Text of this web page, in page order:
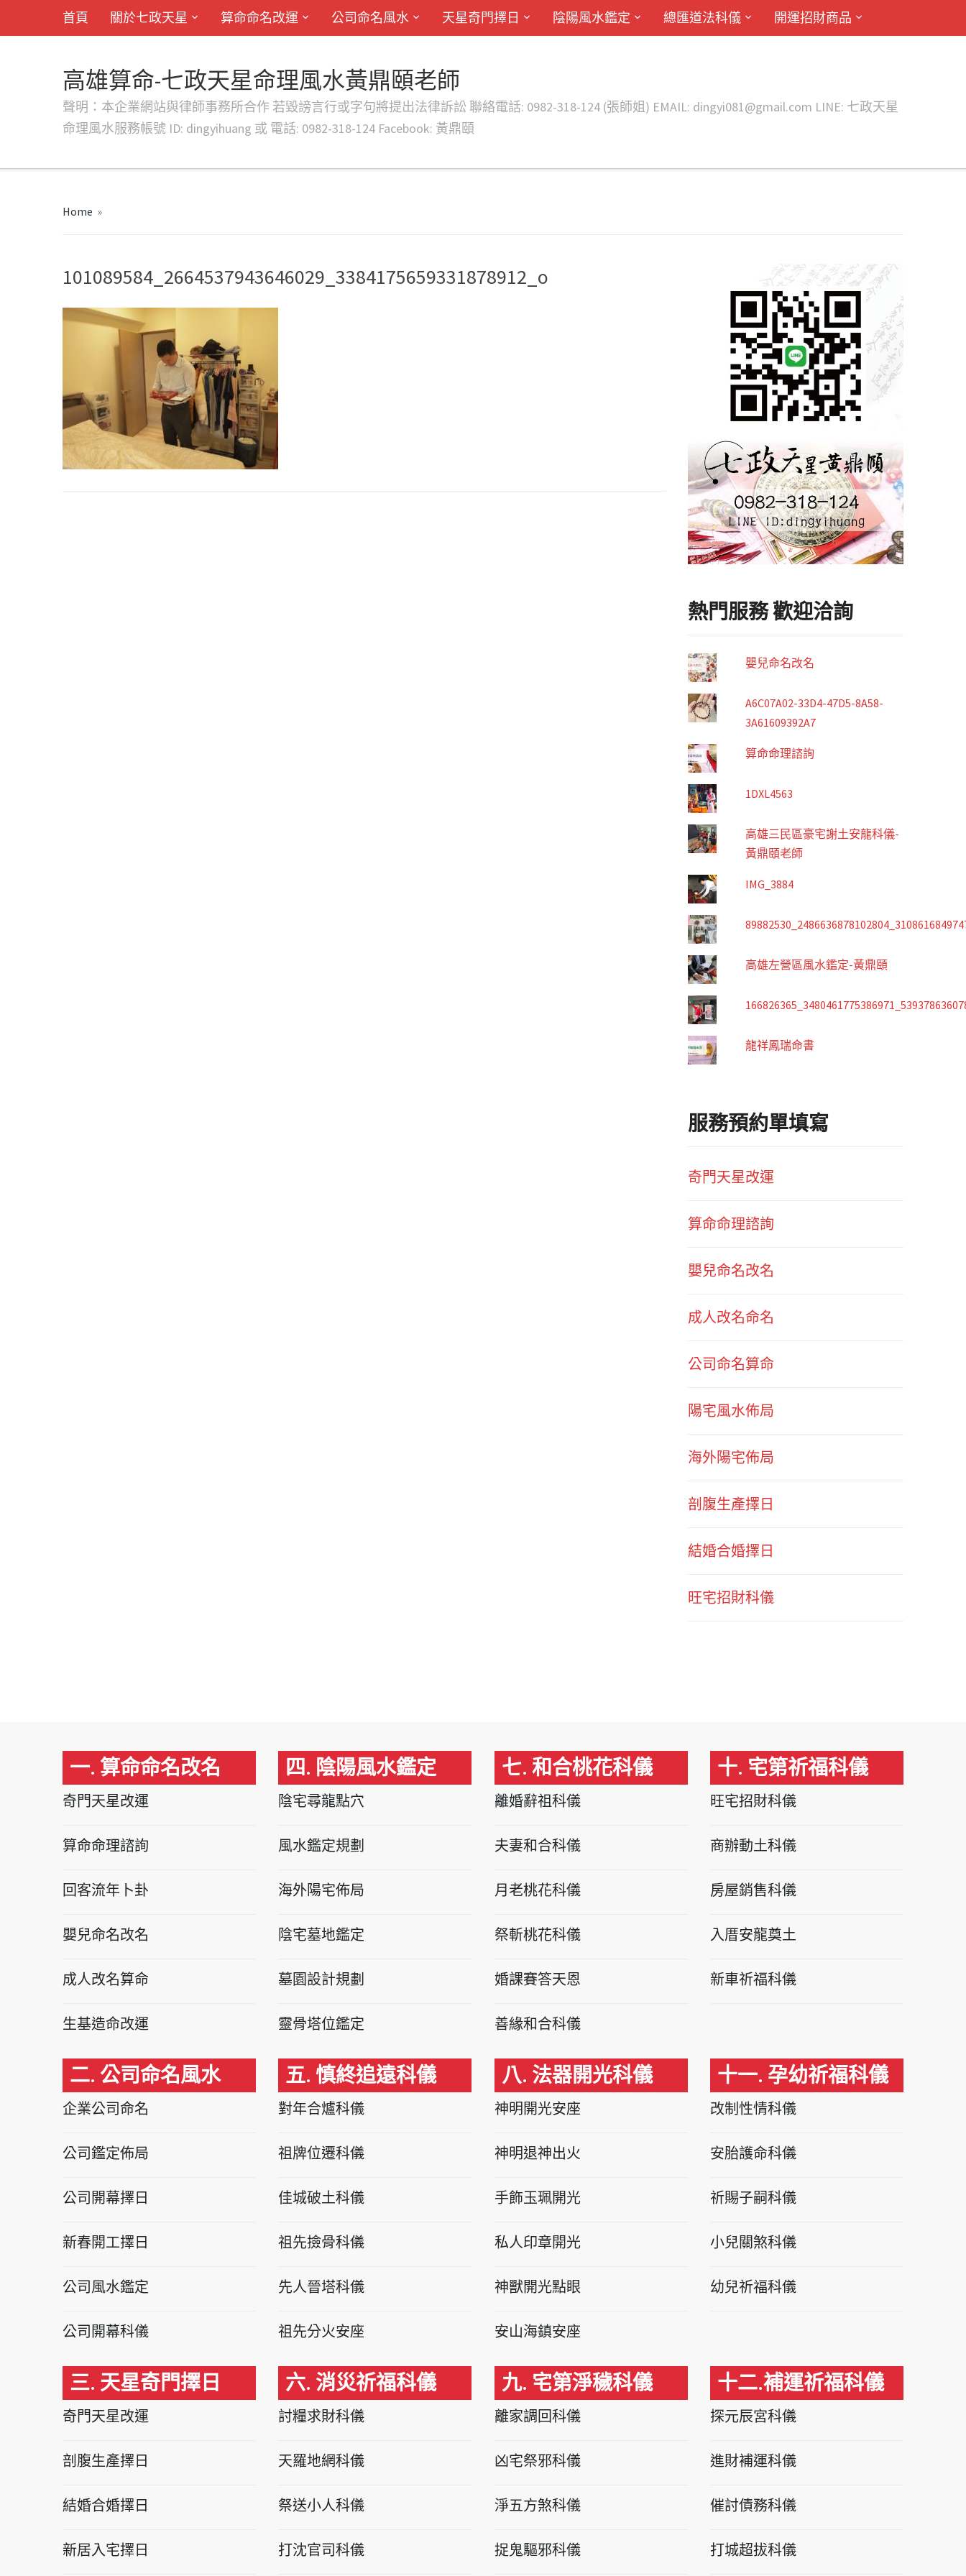
首頁 關於七政天星 算命命名改運 公司命名風水 天星奇門擇日 陰陽風水鑑定 總匯道法科儀 開運招財商品
高雄算命-七政天星命理風水黃鼎頤老師
聲明：本企業網站與律師事務所合作 若毀謗言行或字句將提出法律訴訟 聯絡電話: 0982-318-124 (張師姐) EMAIL: dingyi081@gmail.com LINE: 七政天星
命理風水服務帳號 ID: dingyihuang 或 電話: 0982-318-124 Facebook: 黃鼎頤
Home »
101089584_2664537943646029_3384175659331878912_o
熱門服務 歡迎洽詢
嬰兒命名改名
A6C07A02-33D4-47D5-8A58-
3A61609392A7
算命命理諮詢
1DXL4563
高雄三民區豪宅謝土安龍科儀-
黃鼎頤老師
IMG_3884
高雄左營區風水鑑定-黃鼎頤
龍祥鳳瑞命書
服務預約單填寫
奇門天星改運
算命命理諮詢
嬰兒命名改名
成人改名命名
公司命名算命
陽宅風水佈局
海外陽宅佈局
剖腹生產擇日
結婚合婚擇日
旺宅招財科儀
一. 算命命名改名
奇門天星改運
算命命理諮詢
回客流年卜卦
嬰兒命名改名
成人改名算命
生基造命改運
二. 公司命名風水
企業公司命名
公司鑑定佈局
公司開幕擇日
新春開工擇日
公司風水鑑定
公司開幕科儀
三. 天星奇門擇日
奇門天星改運
剖腹生產擇日
結婚合婚擇日
新居入宅擇日
四. 陰陽風水鑑定
陰宅尋龍點穴
風水鑑定規劃
海外陽宅佈局
陰宅墓地鑑定
墓園設計規劃
靈骨塔位鑑定
五. 慎終追遠科儀
對年合爐科儀
祖牌位遷科儀
佳城破土科儀
祖先撿骨科儀
先人晉塔科儀
祖先分火安座
六. 消災祈福科儀
討糧求財科儀
天羅地網科儀
祭送小人科儀
打沈官司科儀
七. 和合桃花科儀
離婚辭祖科儀
夫妻和合科儀
月老桃花科儀
祭斬桃花科儀
婚課賽答天恩
善緣和合科儀
八. 法器開光科儀
神明開光安座
神明退神出火
手飾玉珮開光
私人印章開光
神獸開光點眼
安山海鎮安座
九. 宅第淨穢科儀
離家調回科儀
凶宅祭邪科儀
淨五方煞科儀
捉鬼驅邪科儀
十. 宅第祈福科儀
旺宅招財科儀
商辦動土科儀
房屋銷售科儀
入厝安龍奠土
新車祈福科儀
十一. 孕幼祈福科儀
改制性情科儀
安胎護命科儀
祈賜子嗣科儀
小兒關煞科儀
幼兒祈福科儀
十二.補運祈福科儀
探元辰宮科儀
進財補運科儀
催討債務科儀
打城超拔科儀